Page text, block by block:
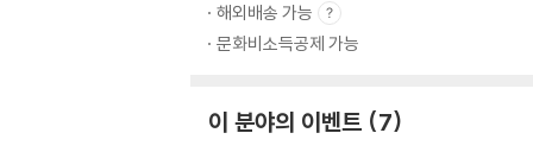
해외배송 가능
문화비소득공제 가능
이 분야의 이벤트 7